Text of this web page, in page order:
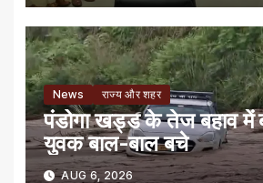
News राज्य और शहर
पंडोगा खड्ड के तेज बहाव में
युवक बाल-बाल बचे
AUG 6, 2026